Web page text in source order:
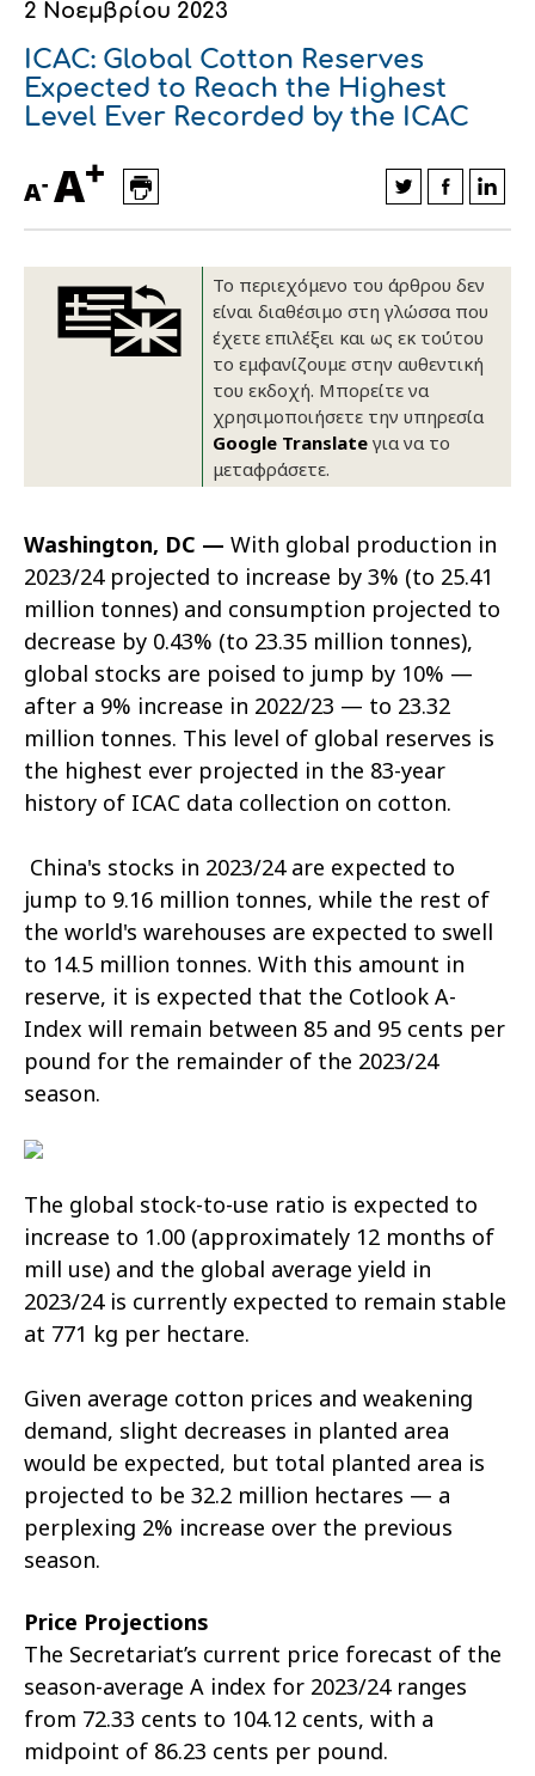
Οικονομικά στοιχεία
Εταιρική δομή
Εκδηλώσεις
Εξαγωγές
Συνέδρια
Ευφυής γεωργία
Συμβουλευτική στο χωράφι
παραγωγού
Ιατρικές υπηρεσίες
Αλυσίδα βάμβακος
Κλωστοϋφαντουργία - Ένδυση
Εταιρικά νέα
2 Νοεμβρίου 2023
ICAC: Global Cotton Reserves
Expected to Reach the Highest
Level Ever Recorded by the ICAC
A- A+
Το περιεχόμενο του άρθρου δεν
είναι διαθέσιμο στη γλώσσα που
έχετε επιλέξει και ως εκ τούτου
το εμφανίζουμε στην αυθεντική
του εκδοχή. Μπορείτε να
χρησιμοποιήσετε την υπηρεσία
Google Translateγια να το
μεταφράσετε.
Washington, DC — With global production in
2023/24 projected to increase by 3% (to 25.41
million tonnes) and consumption projected to
decrease by 0.43% (to 23.35 million tonnes),
global stocks are poised to jump by 10% —
after a 9% increase in 2022/23 — to 23.32
million tonnes. This level of global reserves is
the highest ever projected in the 83-year
history of ICAC data collection on cotton.
China's stocks in 2023/24 are expected to
jump to 9.16 million tonnes, while the rest of
the world's warehouses are expected to swell
to 14.5 million tonnes. With this amount in
reserve, it is expected that the Cotlook A-
Index will remain between 85 and 95 cents per
pound for the remainder of the 2023/24
season.
The global stock-to-use ratio is expected to
increase to 1.00 (approximately 12 months of
mill use) and the global average yield in
2023/24 is currently expected to remain stable
at 771 kg per hectare.
Given average cotton prices and weakening
demand, slight decreases in planted area
would be expected, but total planted area is
projected to be 32.2 million hectares — a
perplexing 2% increase over the previous
season.
Price Projections
The Secretariat’s current price forecast of the
season-average A index for 2023/24 ranges
from 72.33 cents to 104.12 cents, with a
midpoint of 86.23 cents per pound.